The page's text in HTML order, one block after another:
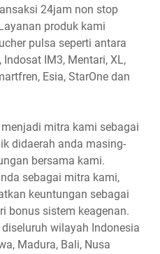
24jam non stop
produk kami
pulsa seperti antara
IM3, Mentari, XL,
Esia, StarOne dan
mitra kami sebagai
didaerah anda masing-
bersama kami.
sebagai mitra kami,
keuntungan sebagai
bonus sistem keagenan.
wilayah Indonesia
Madura, Bali, Nusa